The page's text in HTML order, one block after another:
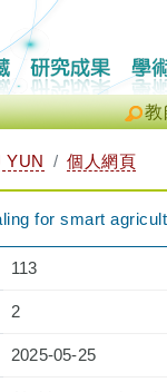
教
YUN 個人網頁
for smart
113
2
2025-05-25